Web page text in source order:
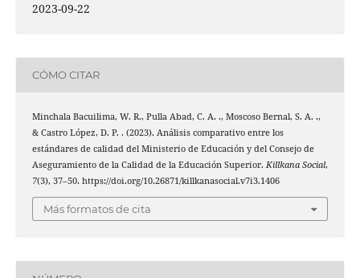
2023-09-22
CÓMO CITAR
Minchala Bacuilima, W. R., Pulla Abad, C. A. ., Moscoso Bernal, S. A. .,
& Castro López, D. P. . (2023). Análisis comparativo entre los
estándares de calidad del Ministerio de Educación y del Consejo de
Aseguramiento de la Calidad de la Educación Superior. Killkana Social,
7(3), 37–50. https://doi.org/10.26871/killkanasocial.v7i3.1406
Más formatos de cita